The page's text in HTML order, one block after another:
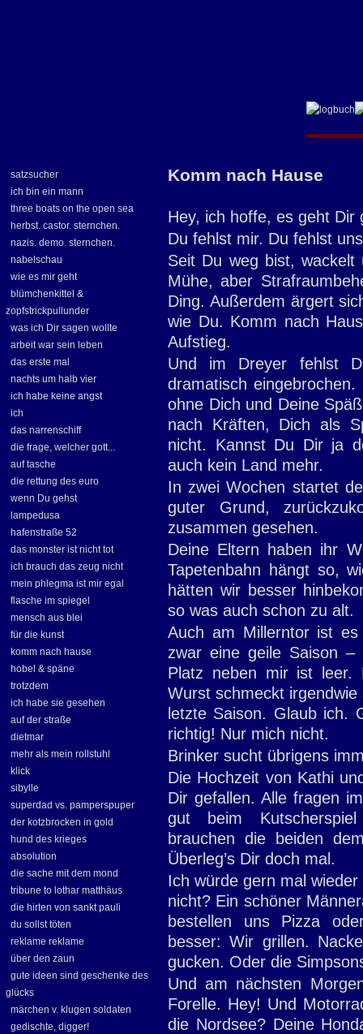
satzsucher
ich bin ein mann
three boats on the open sea
herbst. castor. sternchen.
nazis. demo. sternchen.
nabelschau
wie es mir geht
blümchenkittel &
zopfstrickpullunder
was ich Dir sagen wollte
arbeit war sein leben
das erste mal
nachts um halb vier
ich habe keine angst
ich
das narrenschiff
die frage, welcher gott...
auf tasche
die rettung des euro
wenn Du gehst
lampedusa
hafenstraße 52
das monster ist nicht tot
ich brauch das zeug nicht
mein phlegma ist mir egal
flasche im spiegel
mensch aus blei
für die kunst
komm nach hause
hobel & späne
trotzdem
ich habe sie gesehen
auf der straße
dietmar
mehr als mein rollstuhl
klick
sibylle
superdad vs. pamperspuper
der kotzbrocken in gold
hund des krieges
absolution
die sache mit dem mond
tribune to lothar matthäus
die hirten von sankt pauli
du sollst töten
reklame reklame
über den zaun
gute ideen sind geschenke des
glücks
märchen v. klugen soldaten
gedischte, digger!
Komm nach Hause
Hey, ich hoffe, es geht Dir
Du fehlst mir. Du fehlst
Seit Du weg bist,
Mühe, aber
Ding. Außerdem ärgert
wie Du. Komm nach
Aufstieg.
Und im Dreyer fehlst
dramatisch
ohne Dich und Deine
nach Kräften, Dich als
nicht. Kannst Du Dir ja
auch kein Land mehr.
In zwei Wochen startet
guter Grund,
zusammen gesehen.
Deine Eltern haben ihr
Tapetenbahn hängt so,
hätten wir besser
so was auch schon zu alt.
Auch am Millerntor ist
zwar eine geile Saison
Platz neben mir ist leer.
Wurst schmeckt
letzte Saison. Glaub ich.
richtig! Nur mich nicht.
Brinker sucht übrigens
Die Hochzeit von Kathi
Dir gefallen. Alle fragen
gut beim
brauchen die beiden
Überleg’s Dir doch mal.
Ich würde gern mal
nicht? Ein schöner
bestellen uns Pizza
besser: Wir grillen.
gucken. Oder die
Und am nächsten
Forelle. Hey! Und
die Nordsee? Deine